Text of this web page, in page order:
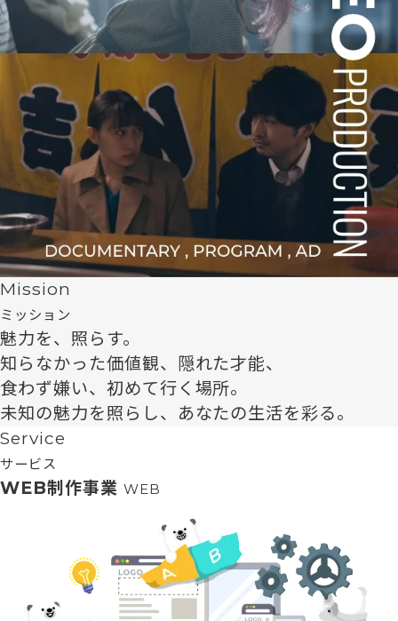
Mission
ミッション
魅力を、照らす。
知らなかった価値観、隠れた才能、
食わず嫌い、初めて行く場所。
未知の魅力を照らし、あなたの生活を彩る。
Service
サービス
WEB制作事業 WEB